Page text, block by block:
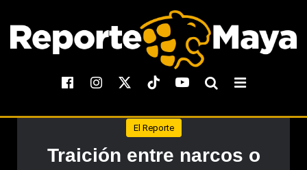
El Reporte
Traición entre narcos o